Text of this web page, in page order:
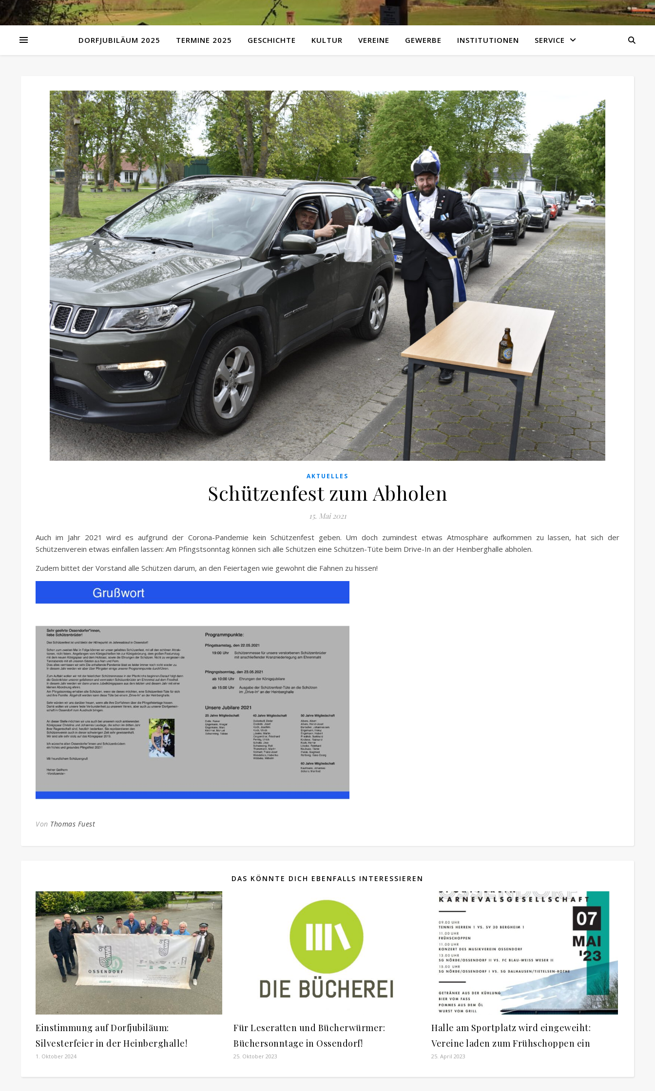
DORFJUBILÄUM 2025 TERMINE 2025 GESCHICHTE KULTUR VEREINE GEWERBE INSTITUTIONEN SERVICE
AKTUELLES
Schützenfest zum Abholen
15. Mai 2021
Auch im Jahr 2021 wird es aufgrund der Corona-Pandemie kein Schützenfest geben. Um doch zumindest etwas Atmosphäre aufkommen zu lassen, hat sich der
Schützenverein etwas einfallen lassen: Am Pfingstsonntag können sich alle Schützen eine Schützen-Tüte beim Drive-In an der Heinberghalle abholen.
Zudem bittet der Vorstand alle Schützen darum, an den Feiertagen wie gewohnt die Fahnen zu hissen!
Von Thomas Fuest
DAS KÖNNTE DICH EBENFALLS INTERESSIEREN
Einstimmung auf Dorfjubiläum:
Silvesterfeier in der Heinberghalle!
1. Oktober 2024
Für Leseratten und Bücherwürmer:
Büchersonntage in Ossendorf!
25. Oktober 2023
Halle am Sportplatz wird eingeweiht:
Vereine laden zum Frühschoppen ein
25. April 2023